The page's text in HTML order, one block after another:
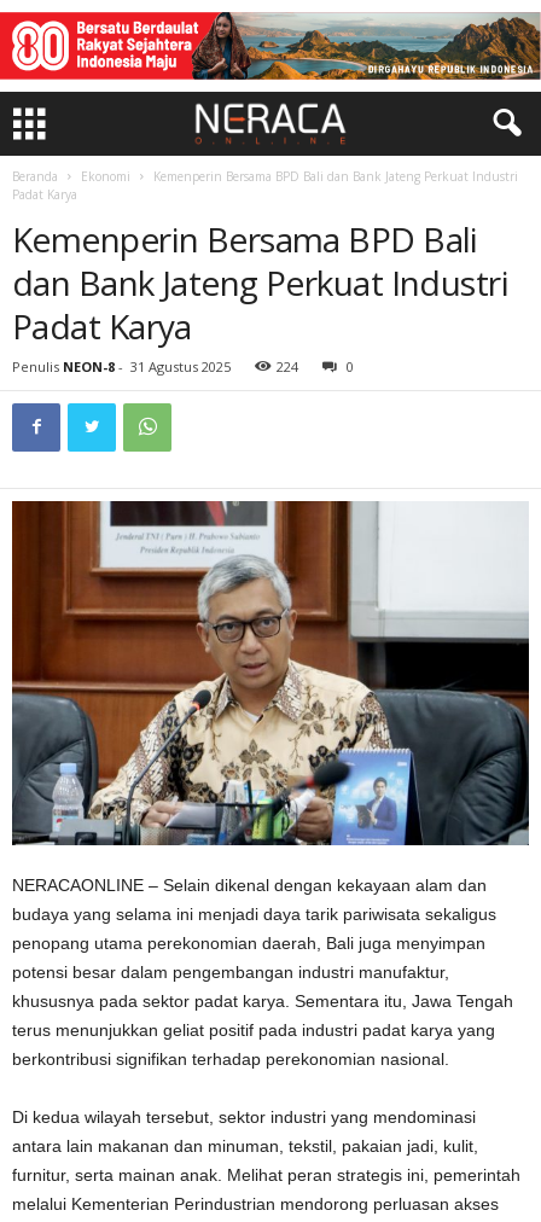
Beranda Ekonomi
Kemenperin Bersama BPD Bali dan Bank Jateng Perkuat Industri
Padat Karya
Kemenperin Bersama BPD Bali
dan Bank Jateng Perkuat Industri
Padat Karya
Penulis NEON-8 - 31 Agustus 2025 224 0
NERACAONLINE – Selain dikenal dengan kekayaan alam dan
budaya yang selama ini menjadi daya tarik pariwisata sekaligus
penopang utama perekonomian daerah, Bali juga menyimpan
potensi besar dalam pengembangan industri manufaktur,
khususnya pada sektor padat karya. Sementara itu, Jawa Tengah
terus menunjukkan geliat positif pada industri padat karya yang
berkontribusi signifikan terhadap perekonomian nasional.
Di kedua wilayah tersebut, sektor industri yang mendominasi
antara lain makanan dan minuman, tekstil, pakaian jadi, kulit,
furnitur, serta mainan anak. Melihat peran strategis ini, pemerintah
melalui Kementerian Perindustrian mendorong perluasan akses